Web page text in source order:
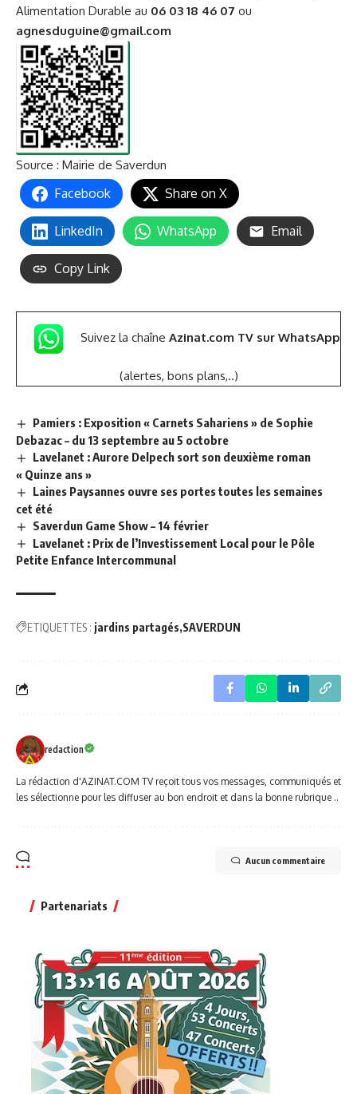
Alimentation Durable au 06 03 18 46 07 ou
agnesduguine@gmail.com
Source : Mairie de Saverdun
Facebook Share on X
LinkedIn WhatsApp Email
Copy Link
Suivez la chaîne Azinat.com TV sur WhatsApp
(alertes, bons plans,..)
Pamiers : Exposition « Carnets Sahariens » de Sophie
Debazac – du 13 septembre au 5 octobre
Lavelanet : Aurore Delpech sort son deuxième roman
« Quinze ans »
Laines Paysannes ouvre ses portes toutes les semaines
cet été
Saverdun Game Show – 14 février
Lavelanet : Prix de l’Investissement Local pour le Pôle
Petite Enfance Intercommunal
ETIQUETTES : jardins partagés SAVERDUN
redaction
La rédaction d'AZINAT.COM TV reçoit tous vos messages, communiqués et
les sélectionne pour les diffuser au bon endroit et dans la bonne rubrique ..
Aucun commentaire
Partenariats